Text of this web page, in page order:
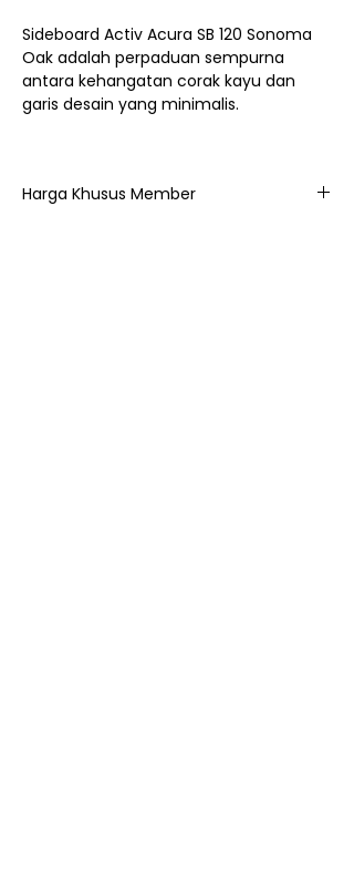
Sideboard Activ Acura SB 120 Sonoma
Oak adalah perpaduan sempurna
antara kehangatan corak kayu dan
garis desain yang minimalis.
Harga Khusus Member